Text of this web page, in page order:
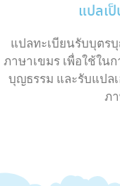
แปลเ
แปลทะเบียนรับบุตร
ภาษาเขมร เพื่อใช้ใน
บุญธรรม และรับแปล
ภ